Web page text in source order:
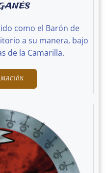
como el Barón de
a su manera, bajo
de la Camarilla.